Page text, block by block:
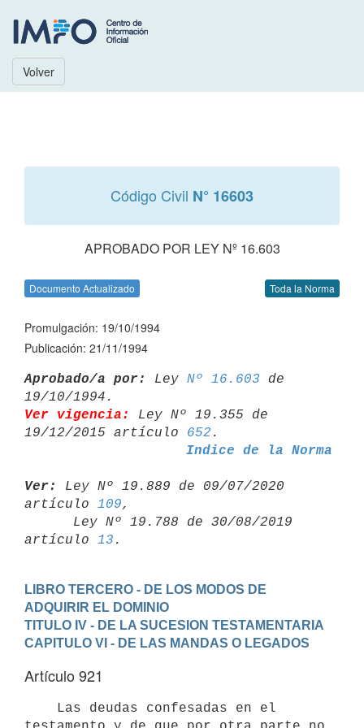
Volver
Código Civil N° 16603
APROBADO POR LEY Nº 16.603
Documento Actualizado Toda la Norma
Promulgación: 19/10/1994
Publicación: 21/11/1994
Aprobado/a por: Ley Nº 16.603 de
Ver vigencia:
Ley Nº 19.355 de
19/12/2015 artículo 652
Indice de la Norma
Ver:
Ley Nº 19.889 de 09/07/2020
artículo 109,
artículo 13
LIBRO TERCERO - DE LOS MODOS DE
ADQUIRIR EL DOMINIO
TITULO IV - DE LA SUCESION TESTAMENTARIA
CAPITULO VI - DE LAS MANDAS O LEGADOS
Artículo 921